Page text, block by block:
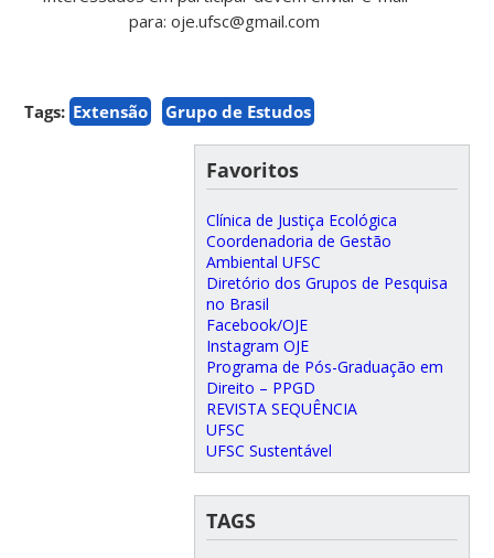
para: oje.ufsc@gmail.com
Tags: Extensão Grupo de Estudos
Favoritos
Clínica de Justiça Ecológica
Coordenadoria de Gestão
Ambiental UFSC
Diretório dos Grupos de Pesquisa
no Brasil
Facebook/OJE
Instagram OJE
Programa de Pós-Graduação em
Direito – PPGD
REVISTA SEQUÊNCIA
UFSC
UFSC Sustentável
TAGS